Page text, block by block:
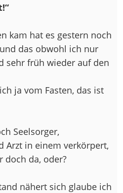
kam hat es gestern noch
das obwohl ich nur
sehr früh wieder auf den
ja vom Fasten, das ist
Seelsorger,
Arzt in einem verkörpert,
doch da, oder?
nähert sich glaube ich